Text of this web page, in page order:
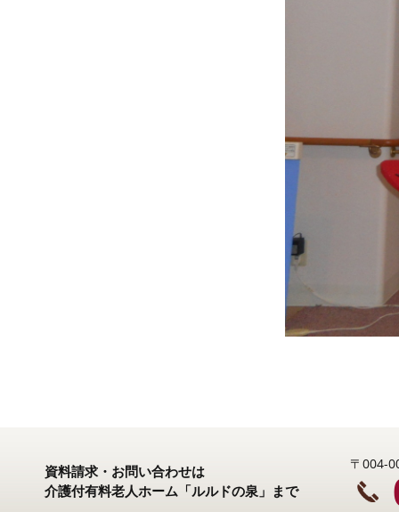
資料請求・お問い合わせは
介護付有料老人ホーム「ルルドの泉」まで
〒004-